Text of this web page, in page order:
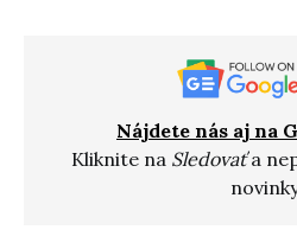
Nájdete nás aj na
Kliknite na Sledovaťa